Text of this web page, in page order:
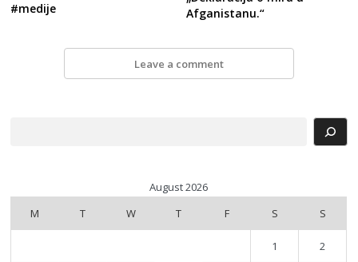
#medije
Afganistanu.“
Leave a comment
August 2026
M
T W T F S S
1 2